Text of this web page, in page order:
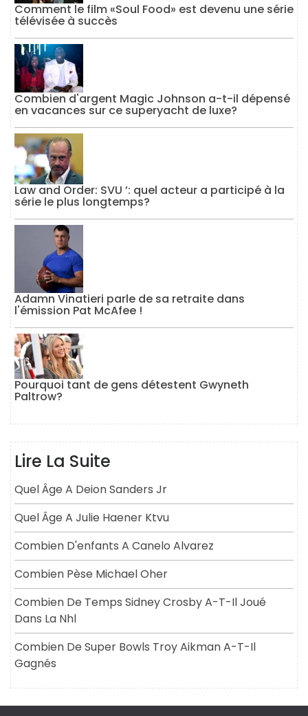
Comment le film «Soul Food» est devenu une série
télévisée à succès
Combien d'argent Magic Johnson a-t-il dépensé
en vacances sur ce superyacht de luxe?
Law and Order: SVU ’: quel acteur a participé à la
série le plus longtemps?
Adamn Vinatieri parle de sa retraite dans
l'émission Pat McAfee !
Pourquoi tant de gens détestent Gwyneth
Paltrow?
Lire La Suite
Quel Âge A Deion Sanders Jr
Quel Âge A Julie Haener Ktvu
Combien D'enfants A Canelo Alvarez
Combien Pèse Michael Oher
Combien De Temps Sidney Crosby A-T-Il Joué
Dans La Nhl
Combien De Super Bowls Troy Aikman A-T-Il
Gagnés